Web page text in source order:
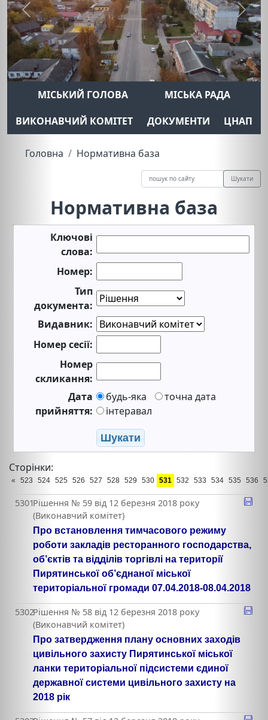
Previous Next
МІСЬКИЙ ГОЛОВА
МІСЬКА РАДА
ВИКОНАВЧИЙ КОМІТЕТ
ДОКУМЕНТИ ЦНАП
Головна Нормативна база
Шукати
Нормативна база
Ключові
слова:
Номер:
Тип
документа:
Видавник:
Номер сесії:
Номер
скликання:
Дата
прийняття:
будь-яка
точна дата
інтеравал
Шукати
Сторінки:
« 523 524 525 526 527 528 529 530 531 532 533 534 535 536
5301Рішення № 59 від 12 березня 2018 року
(Виконавчий комітет)
Про встановлення тимчасового режиму
роботи закладів ресторанного господарства,
об’єктів та відділів торгівлі на території
Пирятинської об’єднаної міської
територіальної громади 07.04.2018-08.04.2018
5302Рішення № 58 від 12 березня 2018 року
(Виконавчий комітет)
Про затвердження плану основних заходів
цивільного захисту Пирятинської міської
ланки територіальної підсистеми єдиної
державної системи цивільного захисту на
2018 рік